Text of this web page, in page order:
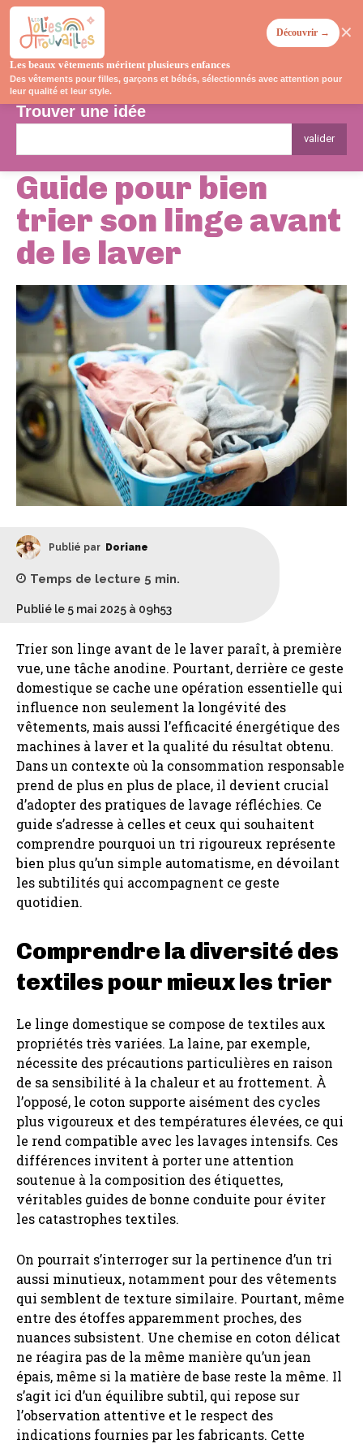
Trouver une idée
valider
Guide pour bien
trier son linge avant
de le laver
Publié par Doriane
Temps de lecture 5 min.
Publié le 5 mai 2025 à 09h53
Trier son linge avant de le laver paraît, à première
vue, une tâche anodine. Pourtant, derrière ce geste
domestique se cache une opération essentielle qui
influence non seulement la longévité des
vêtements, mais aussi l’efficacité énergétique des
machines à laver et la qualité du résultat obtenu.
Dans un contexte où la consommation responsable
prend de plus en plus de place, il devient crucial
d’adopter des pratiques de lavage réfléchies. Ce
guide s’adresse à celles et ceux qui souhaitent
comprendre pourquoi un tri rigoureux représente
bien plus qu’un simple automatisme, en dévoilant
les subtilités qui accompagnent ce geste
quotidien.
Comprendre la diversité des
textiles pour mieux les trier
Le linge domestique se compose de textiles aux
propriétés très variées. La laine, par exemple,
nécessite des précautions particulières en raison
de sa sensibilité à la chaleur et au frottement. À
l’opposé, le coton supporte aisément des cycles
plus vigoureux et des températures élevées, ce qui
le rend compatible avec les lavages intensifs. Ces
différences invitent à porter une attention
soutenue à la composition des étiquettes,
véritables guides de bonne conduite pour éviter
les catastrophes textiles.
On pourrait s’interroger sur la pertinence d’un tri
aussi minutieux, notamment pour des vêtements
qui semblent de texture similaire. Pourtant, même
entre des étoffes apparemment proches, des
nuances subsistent. Une chemise en coton délicat
ne réagira pas de la même manière qu’un jean
épais, même si la matière de base reste la même. Il
s’agit ici d’un équilibre subtil, qui repose sur
l’observation attentive et le respect des
indications fournies par les fabricants. Cette
Les beaux vêtements méritent plusieurs enfances
Des vêtements pour filles, garçons et bébés, sélectionnés avec attention pour
leur qualité et leur style.
Découvrir → ✕